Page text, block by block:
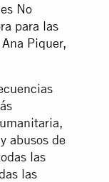
No
para las
Piquer,
abusos de
las
las